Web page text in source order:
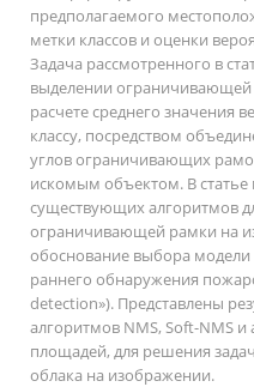
предполагаемого
метки классов и оценки
Задача рассмотренного в
выделении
расчете среднего значения
классу, посредством
углов ограничивающих
искомым объектом. В статье
существующих алгоритмов
ограничивающей рамки на
обоснование выбора модели
раннего обнаружения
detection»). Представлены
алгоритмов NMS, Soft-NMS и
площадей, для решения
облака на изображении.